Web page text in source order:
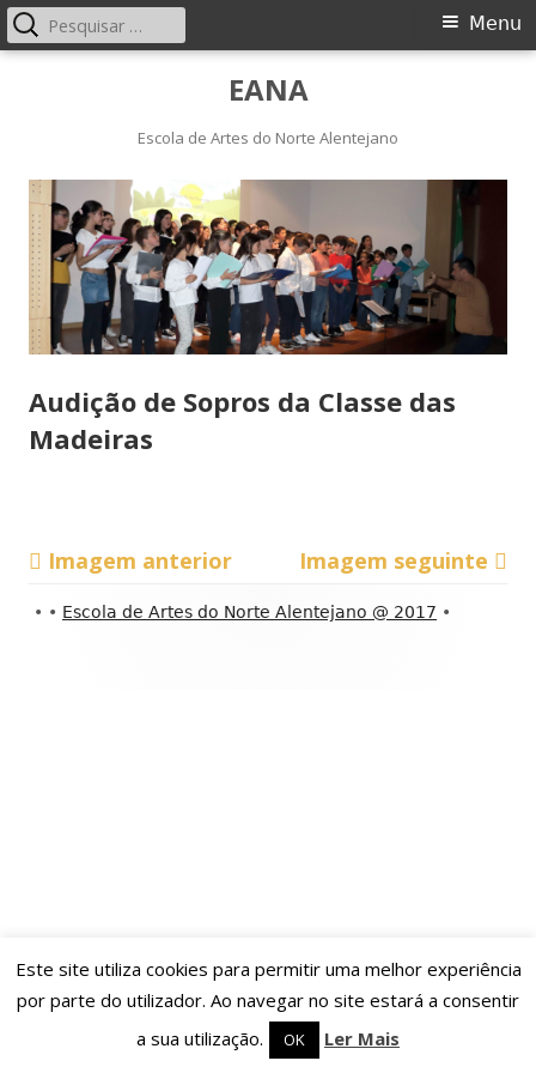
EANA
Escola de Artes do Norte Alentejano
Menu
principal
Menu
Pesquisar
por:
Audição de Sopros da Classe das
Madeiras
Imagem anterior Imagem seguinte
Conteúdo
• • Escola de Artes do Norte Alentejano @ 2017 •
Este site utiliza cookies para permitir uma melhor experiência
por parte do utilizador. Ao navegar no site estará a consentir
a sua utilização.
OK Ler Mais